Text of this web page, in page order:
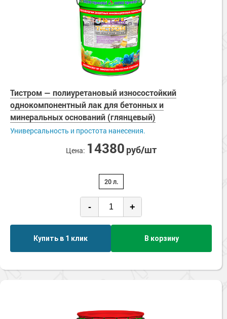
Тистром — полиуретановый износостойкий
однокомпонентный лак для бетонных и
минеральных оснований (глянцевый)
Универсальность и простота нанесения.
Цена: 14380 руб/шт
20 л.
- +
Купить в 1 клик В корзину